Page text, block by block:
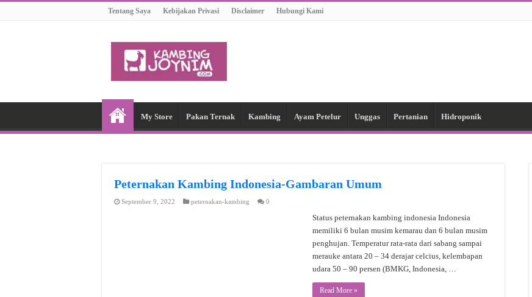
Tentang Saya Kebijakan Privasi Disclaimer Hubungi Kami
My Store Pakan Ternak Kambing Ayam Petelur Unggas Pertanian Hidroponik
Peternakan Kambing Indonesia-Gambaran Umum
September 9, 2022 peternakan-kambing 0
Status peternakan kambing indonesia Indonesia
memiliki 6 bulan musim kemarau dan 6 bulan musim
penghujan. Temperatur rata-rata dari sabang sampai
merauke antara 20 – 34 derajar celcius, kelembapan
udara 50 – 90 persen (BMKG, Indonesia, …
Read More »